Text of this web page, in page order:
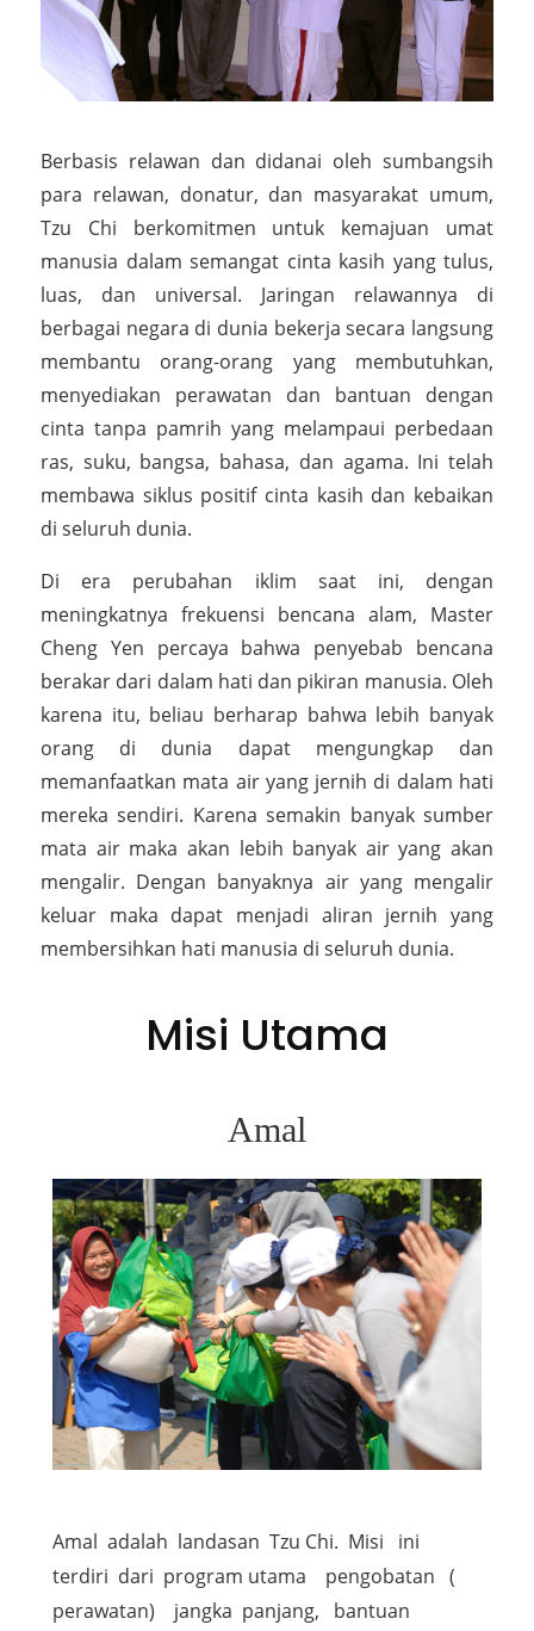
Berbasis relawan dan didanai oleh sumbangsih
para relawan, donatur, dan masyarakat umum,
Tzu Chi berkomitmen untuk kemajuan umat
manusia dalam semangat cinta kasih yang tulus,
luas, dan universal. Jaringan relawannya di
berbagai negara di dunia bekerja secara langsung
membantu orang-orang yang membutuhkan,
menyediakan perawatan dan bantuan dengan
cinta tanpa pamrih yang melampaui perbedaan
ras, suku, bangsa, bahasa, dan agama. Ini telah
membawa siklus positif cinta kasih dan kebaikan
di seluruh dunia.
Di era perubahan iklim saat ini, dengan
meningkatnya frekuensi bencana alam, Master
Cheng Yen percaya bahwa penyebab bencana
berakar dari dalam hati dan pikiran manusia. Oleh
karena itu, beliau berharap bahwa lebih banyak
orang di dunia dapat mengungkap dan
memanfaatkan mata air yang jernih di dalam hati
mereka sendiri. Karena semakin banyak sumber
mata air maka akan lebih banyak air yang akan
mengalir. Dengan banyaknya air yang mengalir
keluar maka dapat menjadi aliran jernih yang
membersihkan hati manusia di seluruh dunia.
Misi Utama
Amal
Amal adalah landasan Tzu Chi. Misi ini
terdiri dari program utama pengobatan (
perawatan) jangka panjang, bantuan